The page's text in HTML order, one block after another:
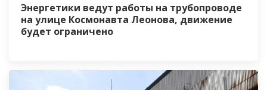
Энергетики ведут работы на трубопроводе
на улице Космонавта Леонова, движение
будет ограничено